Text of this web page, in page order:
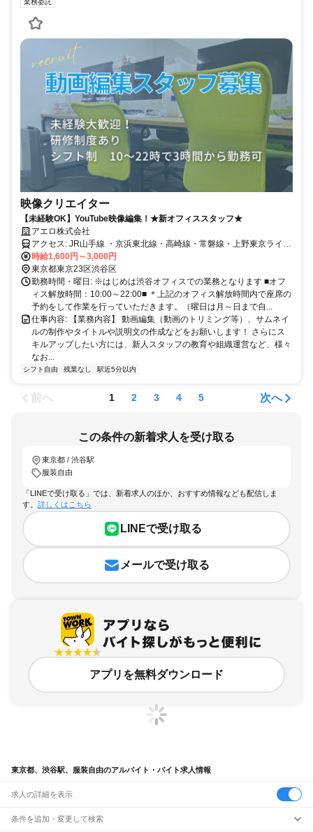
業務委託
映像クリエイター
【未経験OK】YouTube映像編集！★新オフィススタッフ★
アエロ株式会社
アクセス: JR山手線 ・京浜東北線・高崎線・常磐線・上野東京ライ
ン 【上野駅】 徒歩 8分 つくばエクスプレス 【新御徒町駅 】徒歩 7分
東京メトロ銀座線 【稲荷町駅】 徒歩 1分
時給1,600円～3,000円
東京都東京23区渋谷区
勤務時間・曜日: ※はじめは渋谷オフィスでの業務となります ■オフ
ィス解放時間：10:00～22:00■ ＊上記のオフィス解放時間内で座席の
予約をして作業を行っていただきます。（曜日は月～日まで自...
仕事内容: 【業務内容】 動画編集（動画のトリミング等）、サムネイ
ルの制作やタイトルや説明文の作成などをお願いします！ さらにス
キルアップしたい方には、新人スタッフの教育や組織運営など、様々
なお...
シフト自由 残業なし 駅近5分以内
前へ 1 2 3 4 5 次へ
この条件の新着求人を受け取る
東京都 / 渋谷駅
服装自由
「LINEで受け取る」では、新着求人のほか、おすすめ情報なども配信しま
す。 詳しくはこちら
LINEで受け取る
メールで受け取る
アプリを無料ダウンロード
東京都、渋谷駅、服装自由のアルバイト・バイト求人情報
求人の詳細を表示
条件を追加・変更して検索